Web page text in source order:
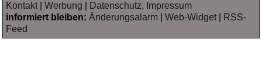
Kontakt|Werbung
Datenschutz, Impressum
informiert bleiben: Änderungsalarm |Web-Widget|
RSS-
Feed